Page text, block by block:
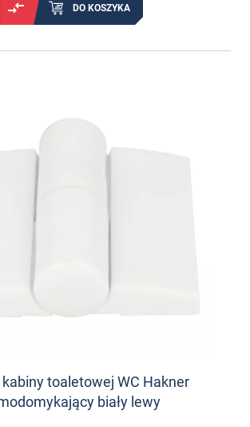
DO KOSZYKA
toaletowej WC Hakner
biały lewy